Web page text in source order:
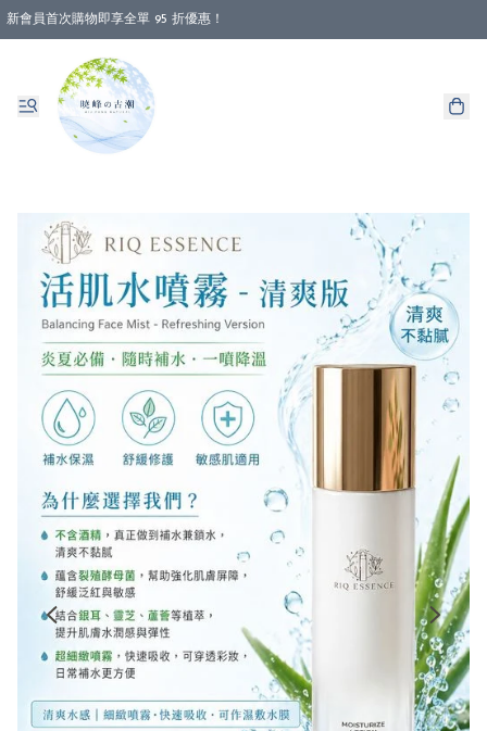
新會員首次購物即享全單 95 折優惠！
消費即享全單 88 折優惠！